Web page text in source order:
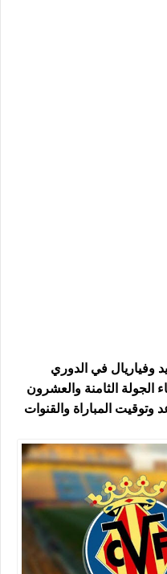
وفياريال في الدوري
وذلك في لقاء الجولة الثامنة والعشرون
المباراة والقنوات